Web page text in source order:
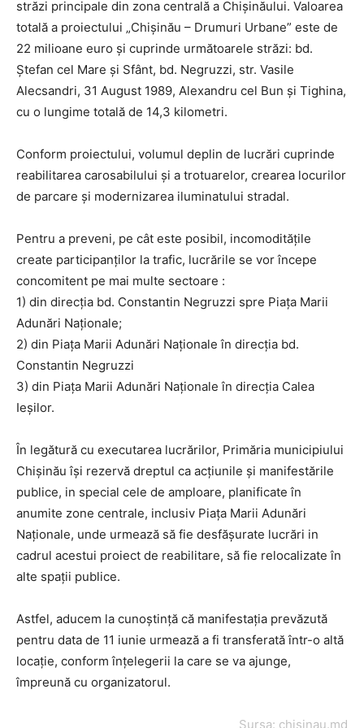
străzi principale din zona centrală a Chişinăului. Valoarea
totală a proiectului „Chişinău – Drumuri Urbane” este de
22 milioane euro şi cuprinde următoarele străzi: bd.
Ştefan cel Mare şi Sfânt, bd. Negruzzi, str. Vasile
Alecsandri, 31 August 1989, Alexandru cel Bun şi Tighina,
cu o lungime totală de 14,3 kilometri.
Conform proiectului, volumul deplin de lucrări cuprinde
reabilitarea carosabilului şi a trotuarelor, crearea locurilor
de parcare şi modernizarea iluminatului stradal.
Pentru a preveni, pe cât este posibil, incomodităţile
create participanţilor la trafic, lucrările se vor începe
concomitent pe mai multe sectoare :
1) din direcţia bd. Constantin Negruzzi spre Piaţa Marii
Adunări Naţionale;
2) din Piaţa Marii Adunări Naţionale în direcţia bd.
Constantin Negruzzi
3) din Piaţa Marii Adunări Naţionale în direcţia Calea
Ieşilor.
În legătură cu executarea lucrărilor, Primăria municipiului
Chişinău îşi rezervă dreptul ca acţiunile şi manifestările
publice, in special cele de amploare, planificate în
anumite zone centrale, inclusiv Piaţa Marii Adunări
Naţionale, unde urmează să fie desfășurate lucrări in
cadrul acestui proiect de reabilitare, să fie relocalizate în
alte spaţii publice.
Astfel, aducem la cunoştinţă că manifestaţia prevăzută
pentru data de 11 iunie urmează a fi transferată într-o altă
locaţie, conform înţelegerii la care se va ajunge,
împreună cu organizatorul.
Sursa: chisinau.md